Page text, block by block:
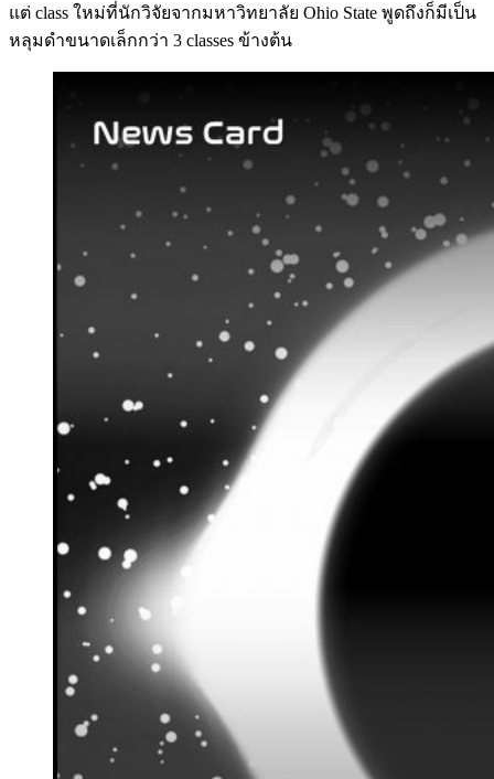
แต่ class ใหม่ที่นักวิจัยจากมหาวิทยาลัย Ohio State พูดถึงก็มีเป็น
หลุมดำขนาดเล็กกว่า 3 classes ข้างต้น